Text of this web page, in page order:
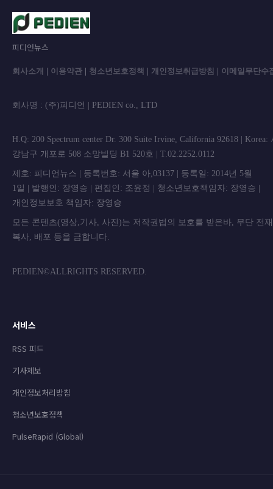
피디언뉴스
회사소개 이용약관 청소년보호정책 개인정보취급방침 이메일무단수
회사명 : (주)피디언 | PEDIEN co.,
H.Q: 200 Spectrum center Dr. 300 Suite Irvine, California 92618 | Korea:
강남구 개포로 508 소망빌딩 B1 520호 | T.02.2252.0112
제호: 피디언뉴스 | 등록번호: 서울 아,03137 | 등록일: 2014년 5월
1일 | 발행인: 장영승 | 편집인: 조윤정 | 청소년보호책임자: 장영승 |
개인정보보호 책임자: 장영승
모든 콘텐츠(영상,기사, 사진)는 저작권법의 보호를 받은바, 무단 전
복사, 배포 등을 금합니
PEDIEN©ALLRIGHTS RESERVED.
서비스
RSS 피드
기사제보
개인정보처리방침
청소년보호정책
PulseRapid (Global)